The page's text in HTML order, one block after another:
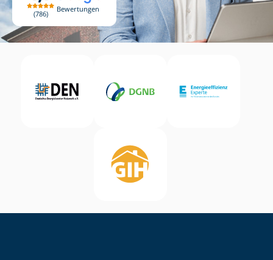
786
Bewertungen